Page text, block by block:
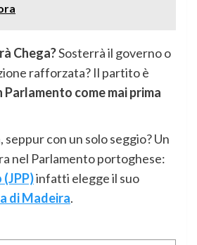
Chega?Sosterrà il governo o
rafforzata? Il partito è
Parlamento come mai prima
seppur con un solo seggio? Un
nel Parlamento portoghese:
infatti elegge il suo
di Madeira.